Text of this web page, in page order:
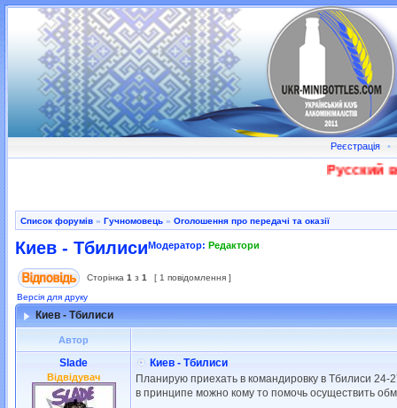
Реєстрація •
Русский
Список форумів » Гучномовець » Оголошення про передачі та оказії
Киев - ТбилисиМодератор: Редактори
Сторінка 1 з 1
[ 1 повідомлення ]
Версія для друку
Киев - Тбилиси
Автор
Slade
Відвідувач
Киев - Тбилиси
Планирую приехать в командировку в Тбилиси 24-
в принципе можно кому то помочь осуществить